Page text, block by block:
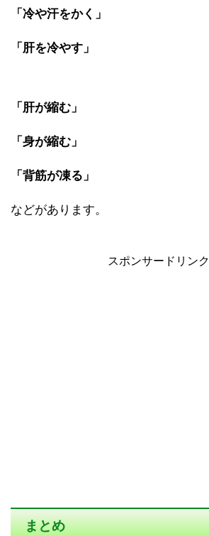
「冷や汗をかく」
「肝を冷やす」
「肝が縮む」
「身が縮む」
「背筋が凍る」
などがあります。
スポンサードリンク
まとめ